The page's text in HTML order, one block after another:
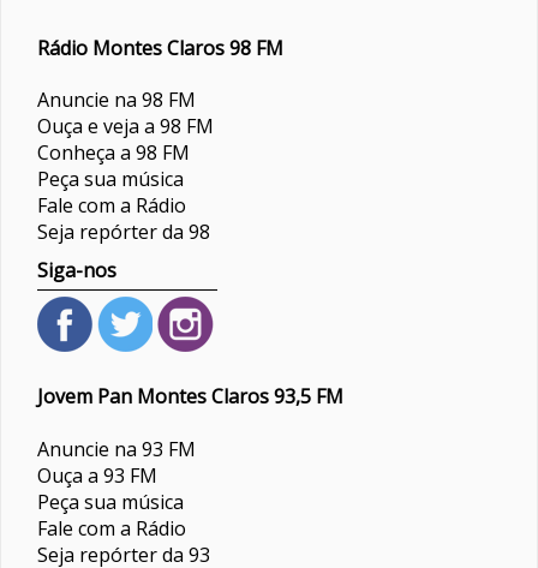
Rádio Montes Claros 98 FM
Anuncie na 98 FM
Ouça e veja a 98 FM
Conheça a 98 FM
Peça sua música
Fale com a Rádio
Seja repórter da 98
Siga-nos
Jovem Pan Montes Claros 93,5 FM
Anuncie na 93 FM
Ouça a 93 FM
Peça sua música
Fale com a Rádio
Seja repórter da 93